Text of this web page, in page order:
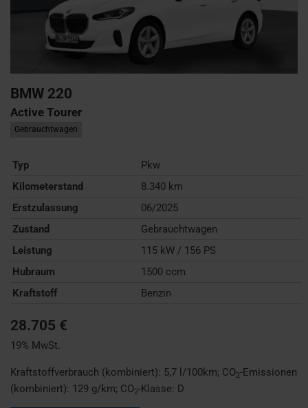
BMW 220
Active Tourer
Gebrauchtwagen
Typ
Pkw
Kilometerstand
8.340 km
Erstzulassung
06/2025
Zustand
Gebrauchtwagen
Leistung
115 kW / 156 PS
Hubraum
1500 ccm
Kraftstoff
Benzin
28.705 €
19% MwSt.
Kraftstoffverbrauch (kombiniert): 5,7 l/100km; CO2-Emissionen
(kombiniert): 129 g/km; CO2-Klasse: D